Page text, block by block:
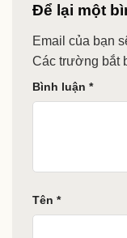
Để lại một
Email của bạn
Các trường bắt
Bình luận *
Tên *